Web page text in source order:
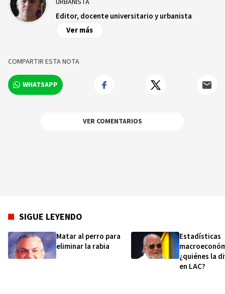
URBANISTA
Editor, docente universitario y urbanista
Ver más
COMPARTIR ESTA NOTA
WHATSAPP
VER COMENTARIOS
SIGUE LEYENDO
Matar al perro para
eliminar la rabia
Estadísticas
¿quiénes la
en LAC?